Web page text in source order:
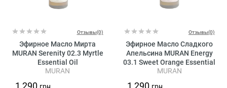
Отзывы(0)
Эфирное Масло Мирта
MURAN Serenity 02.3 Myrtle
Essential Oil
MURAN
1 290 грн.
Отзывы(0)
Эфирное Масло Сладкого
Апельсина MURAN Energy
03.1 Sweet Orange Essential
Oil
MURAN
1 290 грн.